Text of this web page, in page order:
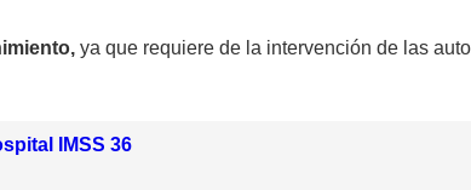
ya que requiere de la intervención de las
IMSS 36